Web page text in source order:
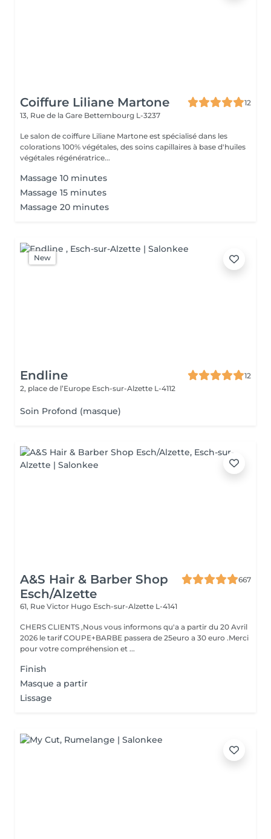
Coiffure Liliane Martone
12
13, Rue de la Gare Bettembourg L-3237
Le salon de coiffure Liliane Martone est spécialisé dans les
colorations 100% végétales, des soins capillaires à base d'huiles
végétales régénératrice...
Massage 10 minutes
Massage 15 minutes
Massage 20 minutes
New
Endline
12
2, place de l’Europe Esch-sur-Alzette L-4112
Soin Profond (masque)
A&S Hair & Barber Shop
Esch/Alzette
667
61, Rue Victor Hugo Esch-sur-Alzette L-4141
CHERS CLIENTS ,Nous vous informons qu'a a partir du 20 Avril
2026 le tarif COUPE+BARBE passera de 25euro a 30 euro .Merci
pour votre compréhension et ...
Finish
Masque a partir
Lissage